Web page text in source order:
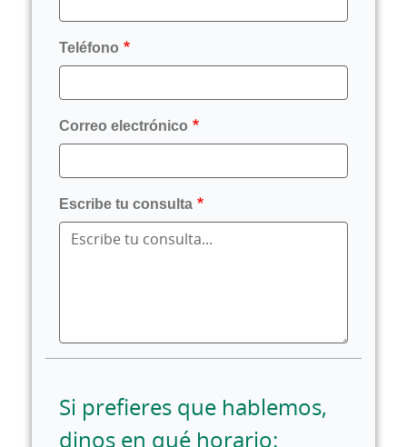
Teléfono
Correo electrónico
Escribe tu consulta
Si prefieres que hablemos,
dinos en qué horario: